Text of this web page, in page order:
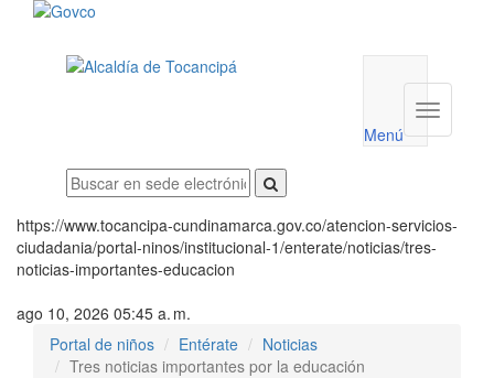
utilidades
Menú
Menú
https://www.tocancipa-cundinamarca.gov.co/atencion-servicios-
ciudadania/portal-ninos/institucional-1/enterate/noticias/tres-
noticias-importantes-educacion
ago 10, 2026 05:45 a. m.
Portal de niños
Entérate
Noticias
Tres noticias importantes por la educación